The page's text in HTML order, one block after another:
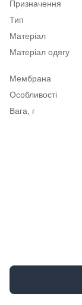
Призначення
Тип
Матеріал
Матеріал одягу
Мембрана
Особливості
Вага, г